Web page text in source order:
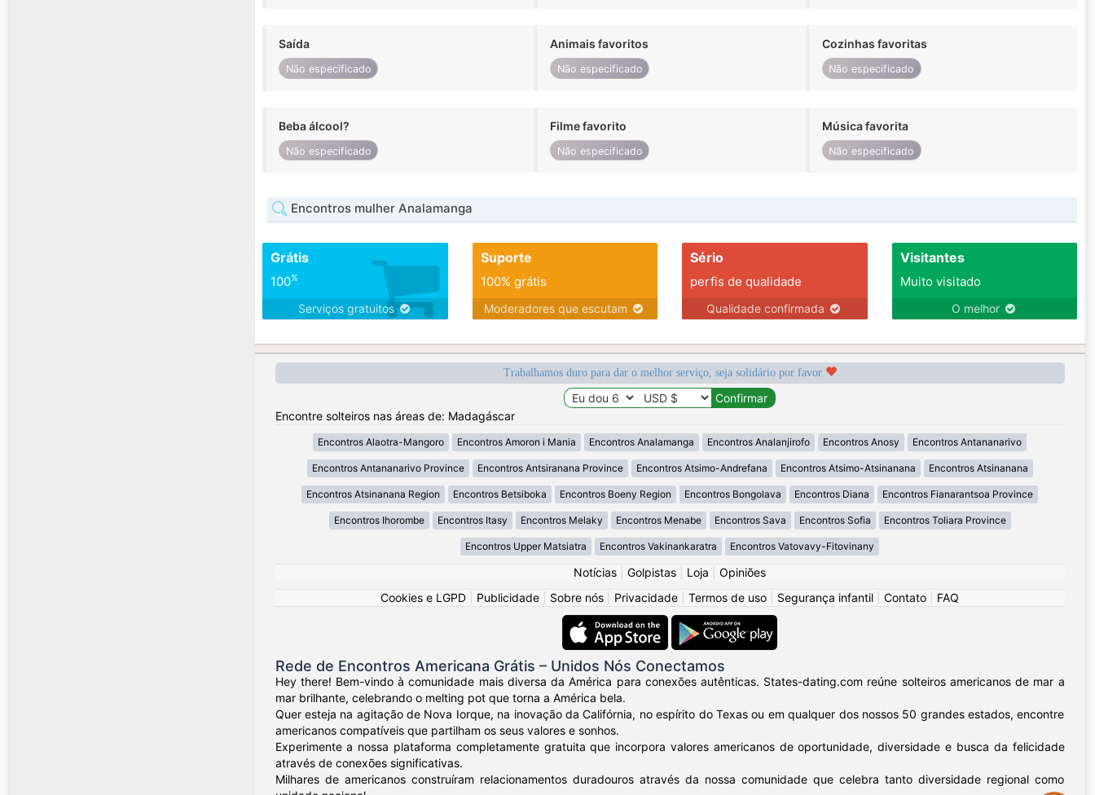
Saída
Não especificado
Animais favoritos
Não especificado
Cozinhas favoritas
Não especificado
Beba álcool?
Não especificado
Filme favorito
Não especificado
Música favorita
Não especificado
Encontros mulher Analamanga
Grátis
100%
Serviços gratuitos
Suporte
100% grátis
Moderadores que escutam
Sério
perfis de qualidade
Qualidade confirmada
Visitantes
Muito visitado
O melhor
Trabalhamos duro para dar o melhor serviço, seja solidário por favor
Encontre solteiros nas áreas de: Madagáscar
Encontros Alaotra-Mangoro Encontros Amoron i Mania Encontros Analamanga Encontros Analanjirofo Encontros Anosy Encontros Antananarivo
Encontros Antananarivo Province Encontros Antsiranana Province Encontros Atsimo-Andrefana Encontros Atsimo-Atsinanana Encontros Atsinanana
Encontros Atsinanana Region Encontros Betsiboka Encontros Boeny Region Encontros Bongolava Encontros Diana Encontros Fianarantsoa Province
Encontros Ihorombe Encontros Itasy Encontros Melaky Encontros Menabe Encontros Sava Encontros Sofia Encontros Toliara Province
Encontros Upper Matsiatra Encontros Vakinankaratra Encontros Vatovavy-Fitovinany
Notícias Golpistas Loja
Opiniões
Cookies e LGPD
Publicidade Sobre nós Privacidade Termos de uso Segurança infantil Contato FAQ
Rede de Encontros Americana Grátis – Unidos Nós Conectamos
Hey there! Bem-vindo à comunidade mais diversa da América para conexões autênticas. States-dating.com reúne solteiros americanos de mar a
mar brilhante, celebrando o melting pot que torna a América bela.
Quer esteja na agitação de Nova Iorque, na inovação da Califórnia, no espírito do Texas ou em qualquer dos nossos 50 grandes estados, encontre
americanos compatíveis que partilham os seus valores e sonhos.
Experimente a nossa plataforma completamente gratuita que incorpora valores americanos de oportunidade, diversidade e busca da felicidade
através de conexões significativas.
Milhares de americanos construíram relacionamentos duradouros através da nossa comunidade que celebra tanto diversidade regional como